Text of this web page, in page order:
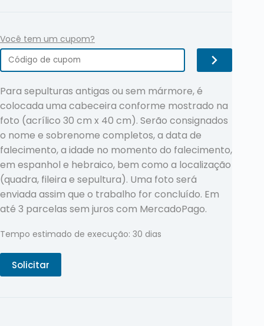
Você tem um cupom?
Para sepulturas antigas ou sem mármore, é
colocada uma cabeceira conforme mostrado na
foto (acrílico 30 cm x 40 cm). Serão consignados
o nome e sobrenome completos, a data de
falecimento, a idade no momento do falecimento,
em espanhol e hebraico, bem como a localização
(quadra, fileira e sepultura). Uma foto será
enviada assim que o trabalho for concluído. Em
até 3 parcelas sem juros com MercadoPago.
Tempo estimado de execução: 30 dias
Solicitar